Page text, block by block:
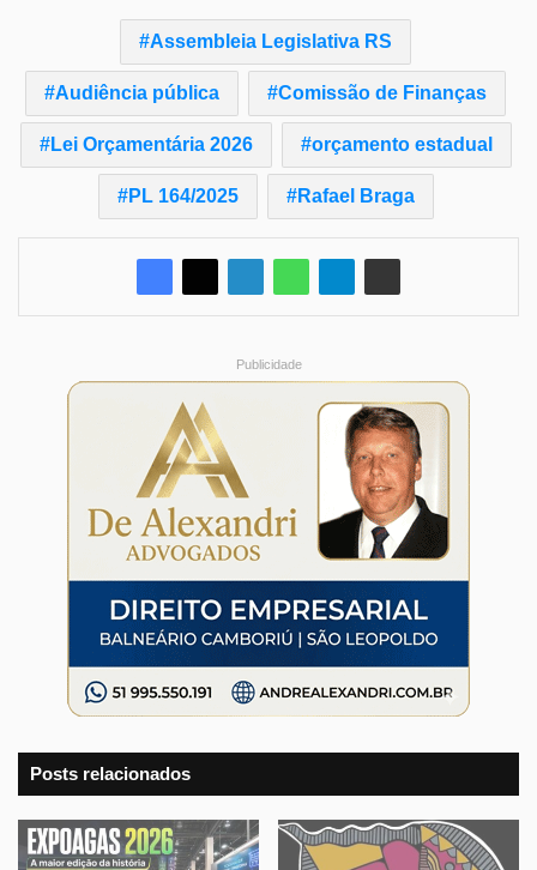
Assembleia Legislativa RS
Audiência pública Comissão de Finanças
Lei Orçamentária 2026 orçamento estadual
PL 164/2025 Rafael Braga
Publicidade
Posts relacionados